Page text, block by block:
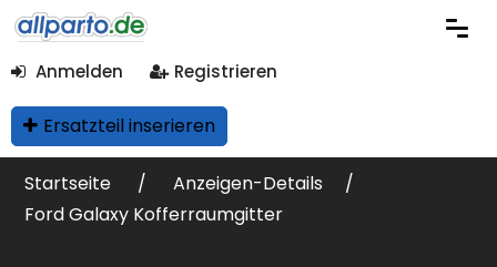
Anmelden Registrieren
Ersatzteil inserieren
Startseite
Anzeigen-Details
Ford Galaxy Kofferraumgitter